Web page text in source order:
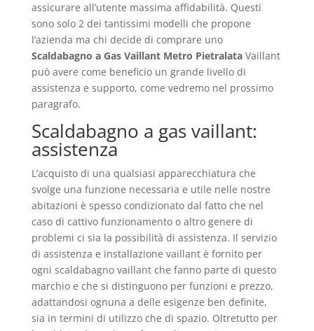
assicurare all’utente massima affidabilità. Questi
sono solo 2 dei tantissimi modelli che propone
l’azienda ma chi decide di comprare uno
Scaldabagno a Gas Vaillant Metro PietralataVaillant
può avere come beneficio un grande livello di
assistenza e supporto, come vedremo nel prossimo
paragrafo.
Scaldabagno a gas vaillant:
assistenza
L’acquisto di una qualsiasi apparecchiatura che
svolge una funzione necessaria e utile nelle nostre
abitazioni è spesso condizionato dal fatto che nel
caso di cattivo funzionamento o altro genere di
problemi ci sia la possibilità di assistenza. Il servizio
di assistenza e installazione vaillant è fornito per
ogni scaldabagno vaillant che fanno parte di questo
marchio e che si distinguono per funzioni e prezzo,
adattandosi ognuna a delle esigenze ben definite,
sia in termini di utilizzo che di spazio. Oltretutto per